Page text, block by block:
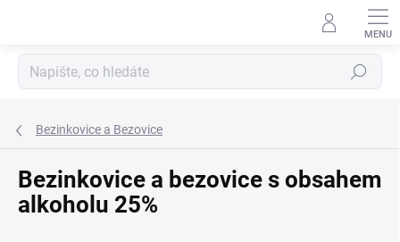
Hledat
Bezinkovice a Bezovice
Bezinkovice a bezovice s obsahem
alkoholu 25%